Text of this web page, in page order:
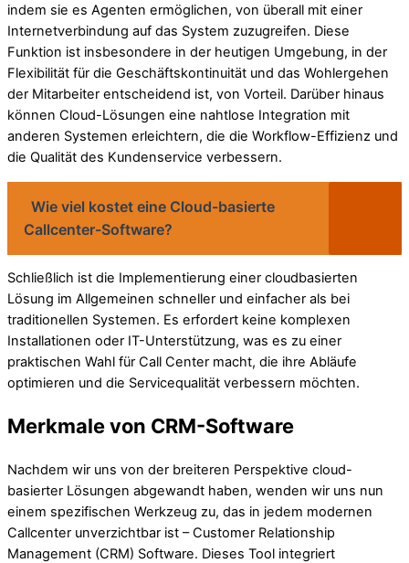
indem sie es Agenten ermöglichen, von überall mit einer
Internetverbindung auf das System zuzugreifen. Diese
Funktion ist insbesondere in der heutigen Umgebung, in der
Flexibilität für die Geschäftskontinuität und das Wohlergehen
der Mitarbeiter entscheidend ist, von Vorteil. Darüber hinaus
können Cloud-Lösungen eine nahtlose Integration mit
anderen Systemen erleichtern, die die Workflow-Effizienz und
die Qualität des Kundenservice verbessern.
Wie viel kostet eine Cloud-basierte
Callcenter-Software?
Schließlich ist die Implementierung einer cloudbasierten
Lösung im Allgemeinen schneller und einfacher als bei
traditionellen Systemen. Es erfordert keine komplexen
Installationen oder IT-Unterstützung, was es zu einer
praktischen Wahl für Call Center macht, die ihre Abläufe
optimieren und die Servicequalität verbessern möchten.
Merkmale von CRM-Software
Nachdem wir uns von der breiteren Perspektive cloud-
basierter Lösungen abgewandt haben, wenden wir uns nun
einem spezifischen Werkzeug zu, das in jedem modernen
Callcenter unverzichtbar ist – Customer Relationship
Management (CRM) Software. Dieses Tool integriert